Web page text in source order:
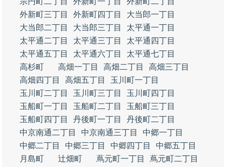
外新町三丁目
外新町四丁目
大当郎一丁目
大当郎二丁目
大当郎三丁目
太平通一丁目
太平通二丁目
太平通三丁目
太平通四丁目
太平通五丁目
太平通六丁目
太平通七丁目
高杉町
高畑一丁目 高畑二丁目
高畑三丁目
高畑四丁目
高畑五丁目
玉川町一丁目
玉川町二丁目
玉川町三丁目
玉川町四丁目
玉船町一丁目
玉船町二丁目
玉船町三丁目
玉船町四丁目
丹後町一丁目
丹後町二丁目
中京南通二丁目
中京南通三丁目
中郷一丁目
中郷二丁目
中郷三丁目 中郷四丁目
中郷五丁目
月島町
辻畑町 蔦元町一丁目
蔦元町二丁目